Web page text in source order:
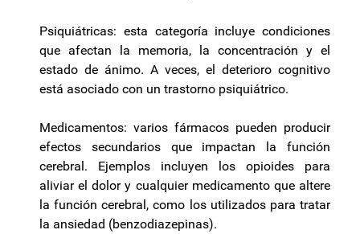
Psiquiátricas: esta categoría incluye condiciones
que afectan la memoria, la concentración y el
estado de ánimo. A veces, el deterioro cognitivo
está asociado con un trastorno psiquiátrico.
Medicamentos: varios fármacos pueden producir
efectos secundarios que impactan la función
cerebral. Ejemplos incluyen los opioides para
aliviar el dolor y cualquier medicamento que altere
la función cerebral, como los utilizados para tratar
la ansiedad (benzodiazepinas).